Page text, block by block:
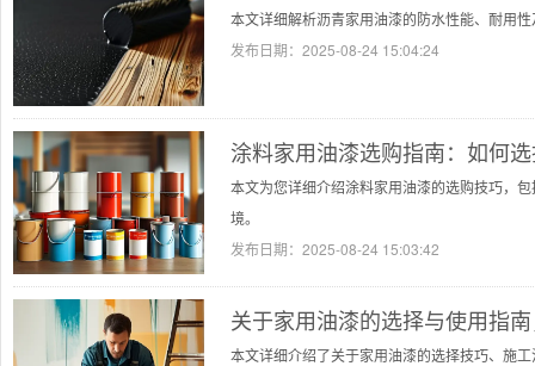
本文详细解析沥青家用油漆的防水性能、耐用
发布日期： 2025-08-24 15:04:24
涂料家用油漆选购指南：如何
本文为您详细介绍涂料家用油漆的选购技巧，
境。
发布日期： 2025-08-24 15:03:42
关于家用油漆的选择与使用指
本文详细介绍了关于家用油漆的选择技巧、施